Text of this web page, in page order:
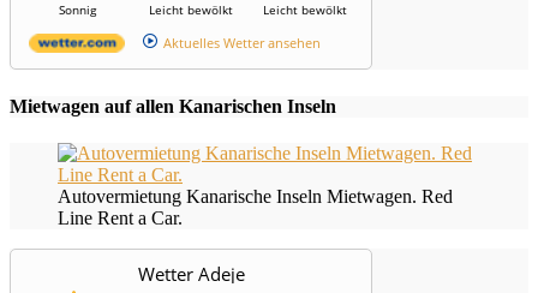
Sonnig
Leicht bewölkt
Leicht bewölkt
Aktuelles Wetter ansehen
Mietwagen auf allen Kanarischen Inseln
Autovermietung Kanarische Inseln Mietwagen. Red
Line Rent a Car.
Wetter Adeje